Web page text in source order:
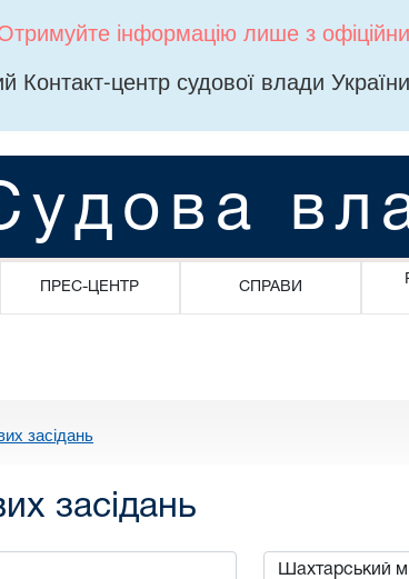
інформацію лише з
Контакт-центр судової влади
ПРЕС-ЦЕНТР СПРАВИ
засідань
засідань